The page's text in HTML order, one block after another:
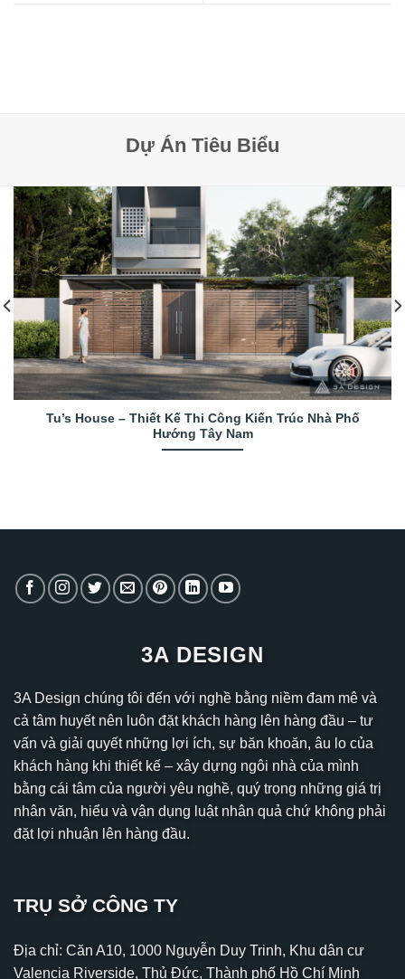
Dự Án Tiêu Biểu
Tu’s House – Thiết Kế Thi Công Kiến Trúc Nhà Phố
Hướng Tây Nam
3A DESIGN
3A Design chúng tôi đến với nghề bằng niềm đam mê và
cả tâm huyết nên luôn đặt khách hàng lên hàng đầu – tư
vấn và giải quyết những lợi ích, sự băn khoăn, âu lo của
khách hàng khi thiết kế – xây dựng ngôi nhà của mình
bằng cái tâm của người yêu nghề, quý trọng những giá trị
nhân văn, hiểu và vận dụng luật nhân quả chứ không phải
đặt lợi nhuận lên hàng đầu.
TRỤ SỞ CÔNG TY
Địa chỉ: Căn A10, 1000 Nguyễn Duy Trinh, Khu dân cư
Valencia Riverside, Thủ Đức, Thành phố Hồ Chí Minh